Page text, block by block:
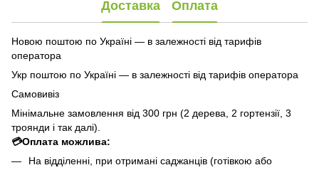
Доставка Оплата
Новою поштою по Україні — в залежності від тарифів
оператора
Укр поштою по Україні — в залежності від тарифів оператора
Самовивіз
Мінімальне замовлення від 300 грн (2 дерева, 2 гортензії, 3
троянди і так далі).
💳Оплата можлива:
На відділенні, при отримані саджанців (готівкою або